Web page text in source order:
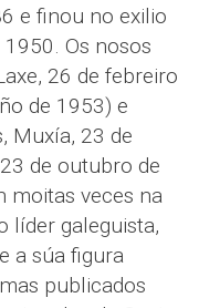
e finou no exilio
Os nosos
26 de febreiro
de 1953) e
Muxía, 23 de
de outubro de
moitas veces na
líder galeguista,
a súa figura
publicados